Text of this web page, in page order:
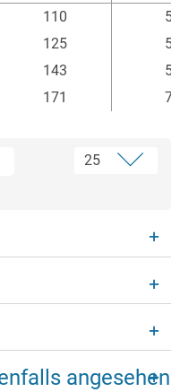
Gesamtlänge
Länge
110
58
125
58
143
59
171 70
angesehen